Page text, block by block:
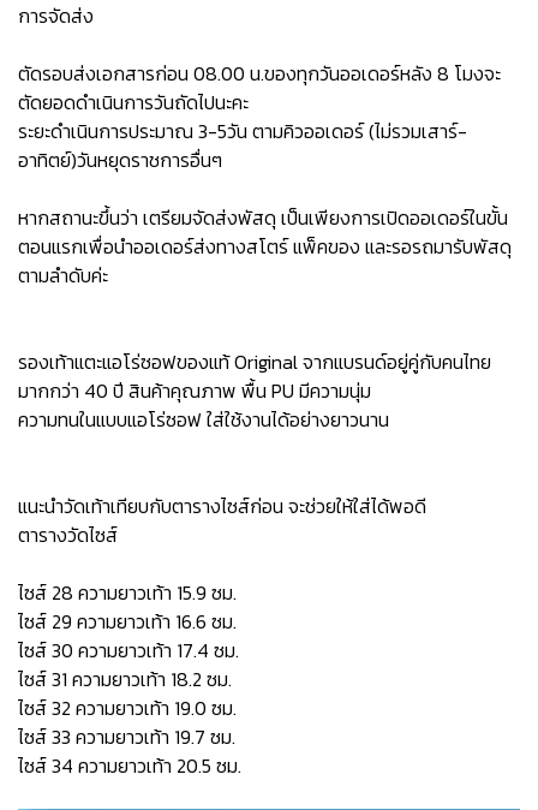
การจัดส่ง
ตัดรอบส่งเอกสารก่อน 08.00 น.ของทุกวันออเดอร์หลัง 8 โมงจะ
ตัดยอดดำเนินการวันถัดไปนะคะ
ระยะดำเนินการประมาณ 3-5วัน ตามคิวออเดอร์ (ไม่รวมเสาร์-
อาทิตย์)วันหยุดราชการอื่นๆ
หากสถานะขึ้นว่า เตรียมจัดส่งพัสดุ เป็นเพียงการเปิดออเดอร์ในขั้น
ตอนแรกเพื่อนำออเดอร์ส่งทางสโตร์ แพ็คของ และรอรถมารับพัสดุ
ตามลำดับค่ะ
รองเท้าแตะแอโร่ซอฟของแท้ Original จากแบรนด์อยู่คู่กับคนไทย
มากกว่า 40 ปี สินค้าคุณภาพ พื้น PU มีความนุ่ม
ความทนในแบบแอโร่ซอฟ ใส่ใช้งานได้อย่างยาวนาน
แนะนำวัดเท้าเทียบกับตารางไซส์ก่อน จะช่วยให้ใส่ได้พอดี
ตารางวัดไซส์
ไซส์ 28 ความยาวเท้า 15.9 ซม.
ไซส์ 29 ความยาวเท้า 16.6 ซม.
ไซส์ 30 ความยาวเท้า 17.4 ซม.
ไซส์ 31 ความยาวเท้า 18.2 ซม.
ไซส์ 32 ความยาวเท้า 19.0 ซม.
ไซส์ 33 ความยาวเท้า 19.7 ซม.
ไซส์ 34 ความยาวเท้า 20.5 ซม.